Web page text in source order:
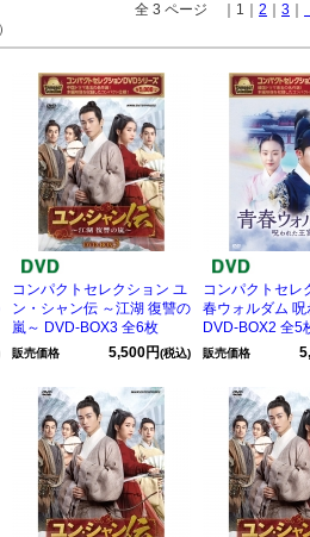
全 3 ページ ｜1｜ 2 3
コンパクトセレクション ユ
ン・シャン伝 ～江湖 復讐の
嵐～ DVD-BOX3 全6枚
販売価格 5,500円(税込)
コンパクトセレ
春ウォルダム
DVD-BOX2 全5
販売価格